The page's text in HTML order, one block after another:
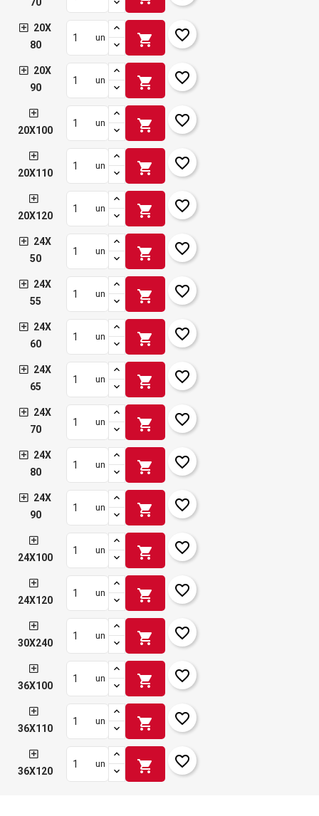
70
20X
80
un shopping_cart favorite_border
20X
90
un shopping_cart favorite_border
20X100
un shopping_cart favorite_border
20X110
un shopping_cart favorite_border
20X120
un shopping_cart favorite_border
24X
50
un shopping_cart favorite_border
24X
55
un shopping_cart favorite_border
24X
60
un shopping_cart favorite_border
24X
65
un shopping_cart favorite_border
24X
70
un shopping_cart favorite_border
24X
80
un shopping_cart favorite_border
24X
90
un shopping_cart favorite_border
24X100
un shopping_cart favorite_border
24X120
un shopping_cart favorite_border
30X240
un shopping_cart favorite_border
36X100
un shopping_cart favorite_border
36X110
un shopping_cart favorite_border
36X120
un shopping_cart favorite_border